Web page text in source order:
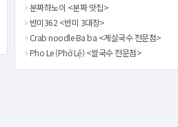
분짜하노이 <분짜 맛집>
반미362 <반미 3대장>
Crab noodle Ba ba <게살국수 전문점>
Pho Le (Phở Lệ) <쌀국수 전문점>